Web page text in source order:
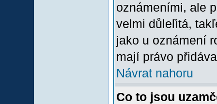
oznámeními, ale
velmi důleľitá,
jako u oznámení
mají právo
Návrat nahoru
Co to jsou